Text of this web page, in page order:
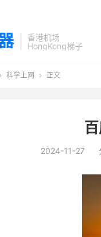
香港机场
HongKong梯子
科学上网  正文
2024-11-27